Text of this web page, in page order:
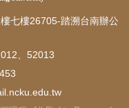
七樓26705-踏溯台南辦公
、52013